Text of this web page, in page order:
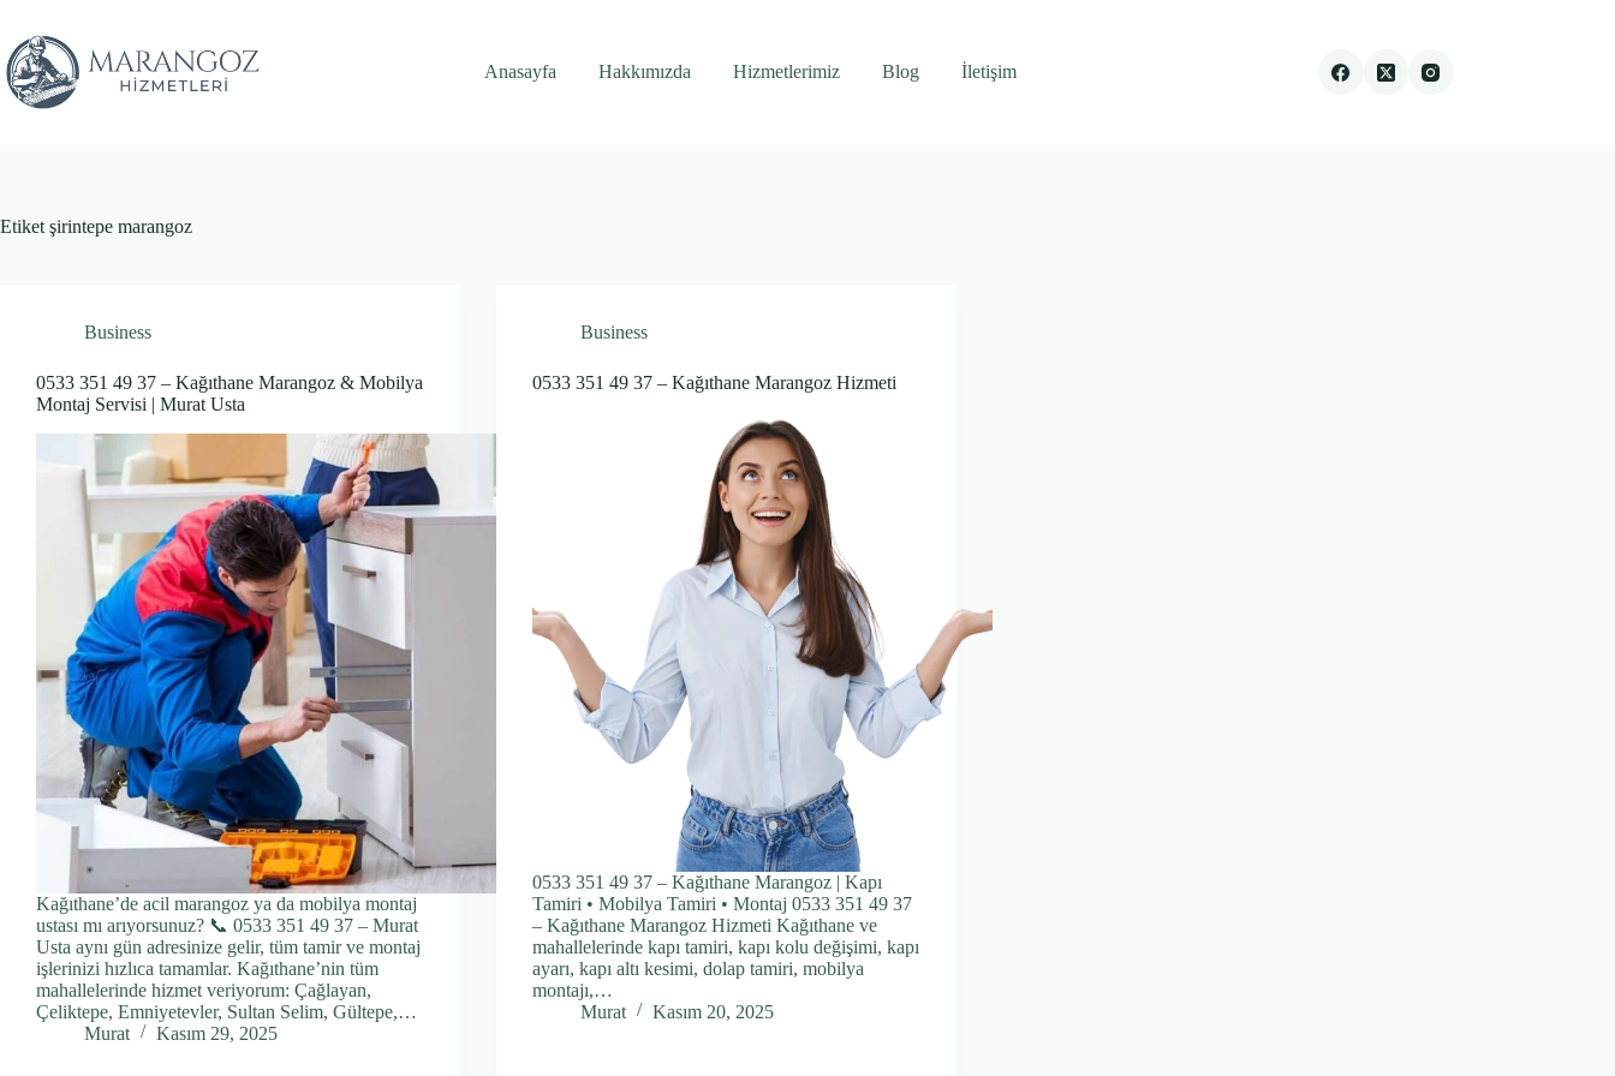
content
Anasayfa
Hakkımızda Hizmetlerimiz Blog İletişim
Etiket şirintepe marangoz
Business
0533 351 49 37 – Kağıthane Marangoz & Mobilya
Montaj Servisi | Murat Usta
Kağıthane’de acil marangoz ya da mobilya montaj
ustası mı arıyorsunuz? 📞 0533 351 49 37 – Murat
Usta aynı gün adresinize gelir, tüm tamir ve montaj
işlerinizi hızlıca tamamlar. Kağıthane’nin tüm
mahallelerinde hizmet veriyorum: Çağlayan,
Çeliktepe, Emniyetevler, Sultan Selim, Gültepe,…
Murat
Kasım 29, 2025
Business
0533 351 49 37 – Kağıthane Marangoz Hizmeti
0533 351 49 37 – Kağıthane Marangoz | Kapı
Tamiri • Mobilya Tamiri • Montaj 0533 351 49 37
– Kağıthane Marangoz Hizmeti Kağıthane ve
mahallelerinde kapı tamiri, kapı kolu değişimi, kapı
ayarı, kapı altı kesimi, dolap tamiri, mobilya
montajı,…
Murat
Kasım 20, 2025